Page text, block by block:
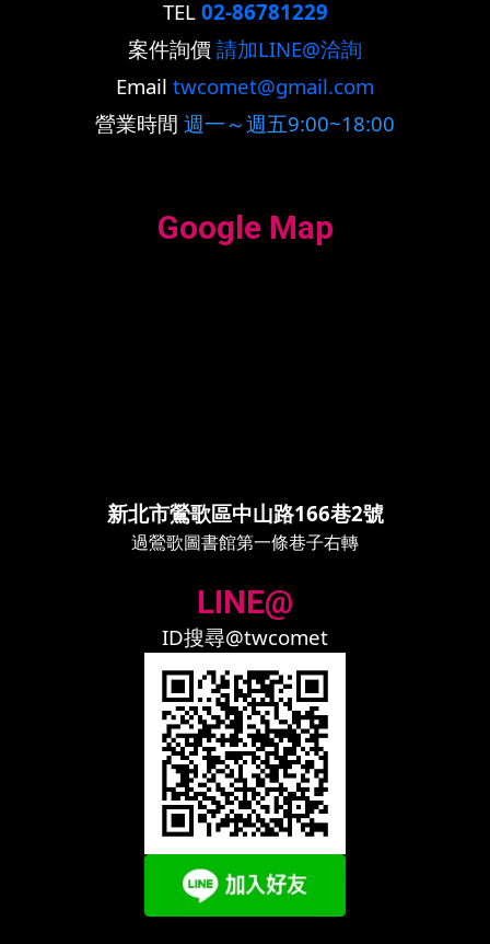
TEL 02-86781229
案件詢價 請加LINE@洽詢
Email twcomet@gmail.com
營業時間 週一～週五9:00~18:00
Google Map
新北市鶯歌區中山路166巷2號
過鶯歌圖書館第一條巷子右轉
LINE@
ID搜尋@twcomet